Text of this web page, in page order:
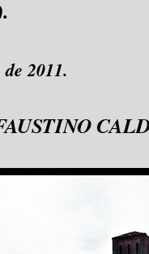
2011.